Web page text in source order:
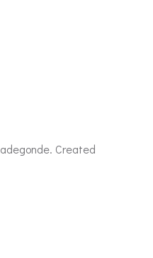
Created